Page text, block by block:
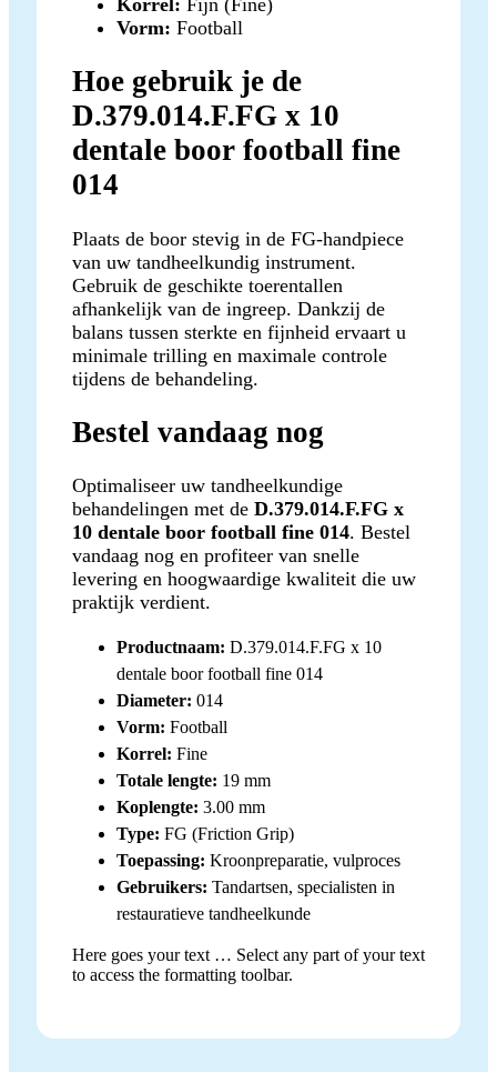
Vorm: Football
Hoe gebruik je de
D.379.014.F.FG x 10
dentale boor football fine
014
Plaats de boor stevig in de FG-handpiece
van uw tandheelkundig instrument.
Gebruik de geschikte toerentallen
afhankelijk van de ingreep. Dankzij de
balans tussen sterkte en fijnheid ervaart u
minimale trilling en maximale controle
tijdens de behandeling.
Bestel vandaag nog
Optimaliseer uw tandheelkundige
behandelingen met de D.379.014.F.FG x
10 dentale boor football fine 014. Bestel
vandaag nog en profiteer van snelle
levering en hoogwaardige kwaliteit die uw
praktijk verdient.
Productnaam: D.379.014.F.FG x 10
dentale boor football fine 014
Diameter: 014
Vorm: Football
Korrel: Fine
Totale lengte: 19 mm
Koplengte: 3.00 mm
Type: FG (Friction Grip)
Toepassing: Kroonpreparatie, vulproces
Gebruikers: Tandartsen, specialisten in
restauratieve tandheelkunde
Here goes your text … Select any part of your text
to access the formatting toolbar.